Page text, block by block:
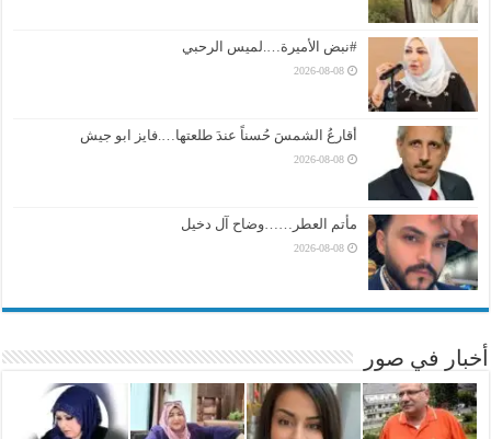
#نبض الأميرة….لميس الرحبي
2026-08-08
أقارعُ الشمسَ حُسناً عندَ طلعتها….فايز ابو جيش
2026-08-08
مأتم العطر……وضاح آل دخيل
2026-08-08
أخبار في صور